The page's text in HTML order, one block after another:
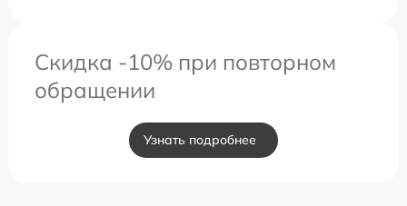
Скидка -10% при повторном
обращении
Узнать подробнее